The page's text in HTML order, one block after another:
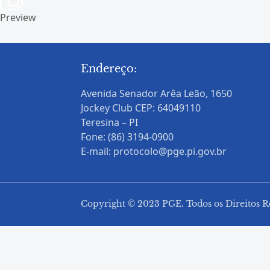
Preview
Endereço:
Avenida Senador Arêa Leão, 1650
Jockey Club CEP: 64049110
Teresina – PI
Fone: (86) 3194-0900
E-mail: protocolo@pge.pi.gov.br
Copyright © 2023 PGE. Todos os Direitos